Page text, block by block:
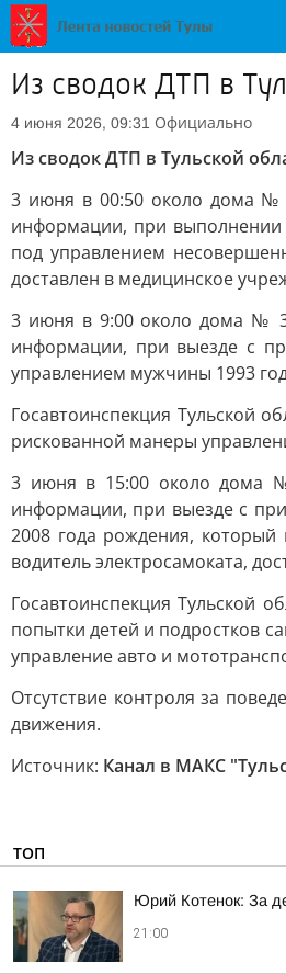
Из сводок ДТП в
4 июня 2026, 09:31 Официально
Из сводок ДТП в Тульской
3 июня в 00:50 около дома №
информации, при выполнении
под управлением
доставлен в медицинское
3 июня в 9:00 около дома №
информации, при выезде с
управлением мужчины 1993
Госавтоинспекция Тульской
рискованной манеры
3 июня в 15:00 около дома №
информации, при выезде с
2008 года рождения,
водитель электросамоката,
Госавтоинспекция Тульской
попытки детей и подростков
управление авто и
Отсутствие контроля за
движения.
Источник: Канал в МАКС
ТОП
Юрий Котенок: За
21:00